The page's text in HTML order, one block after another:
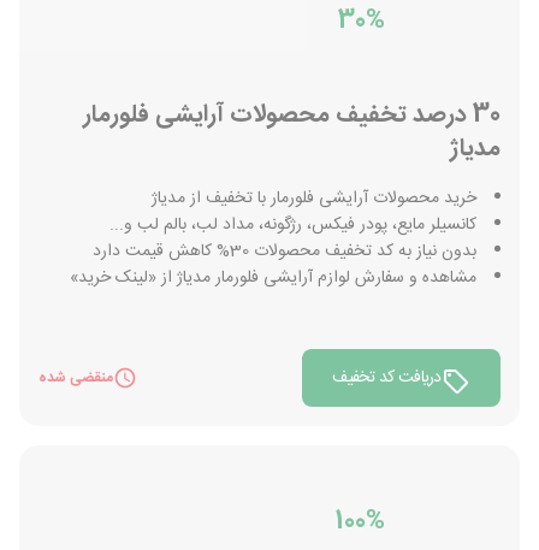
30%
30 درصد تخفیف محصولات آرایشی فلورمار
مدیاژ
خرید محصولات آرایشی فلورمار با تخفیف از مدیاژ
کانسیلر مایع، پودر فیکس، رژگونه، مداد لب، بالم لب و...
بدون نیاز به کد تخفیف محصولات 30% کاهش قیمت دارد
مشاهده و سفارش لوازم آرایشی فلورمار مدیاژ از «لینک خرید»
دریافت کد تخفیف منقضی شده
100%